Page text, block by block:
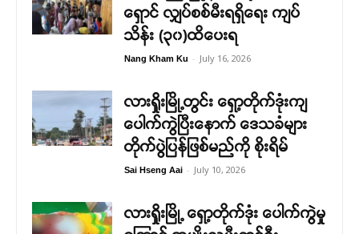
ရှောင် လျှပ်စစ်မီးရရှိရေး ကျပ်
သိန်း (၃၀)ထိပေးရ
Nang Kham Ku - July 16, 2026
လားရှိုးမြို့တွင်း ရှော့တိုက်ဒုံးကျ
ပေါက်ကွဲပြီးနောက် ဒေသခံများ
တိုက်ပွဲပြန်ဖြစ်မည်ကို စိုးရိမ်
Sai Hseng Aai - July 10, 2026
လားရှိုးမြို့ ရှော့တိုက်ဒုံး ပေါက်ကွဲမှု